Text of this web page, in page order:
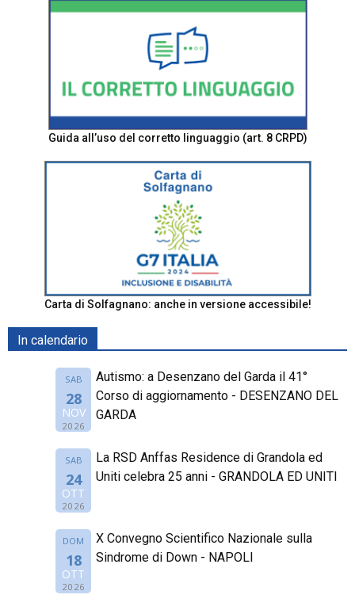
Guida all’uso del corretto linguaggio (art. 8 CRPD)
Carta di Solfagnano: anche in versione accessibile!
In calendario
SAB
28
NOV
2026
Autismo: a Desenzano del Garda il 41°
Corso di aggiornamento - DESENZANO DEL
GARDA
SAB
24
OTT
2026
La RSD Anffas Residence di Grandola ed
Uniti celebra 25 anni - GRANDOLA ED UNITI
DOM
18
OTT
2026
X Convegno Scientifico Nazionale sulla
Sindrome di Down - NAPOLI